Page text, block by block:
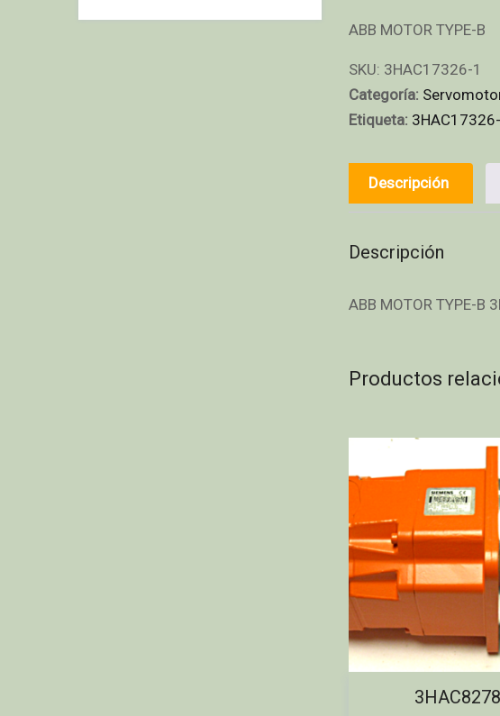
ABB MOTOR TYPE-B
SKU: 3HAC17326-1
Categoría:
Etiqueta:
Descripción
Descripción
ABB MOTOR TYPE-B
Productos